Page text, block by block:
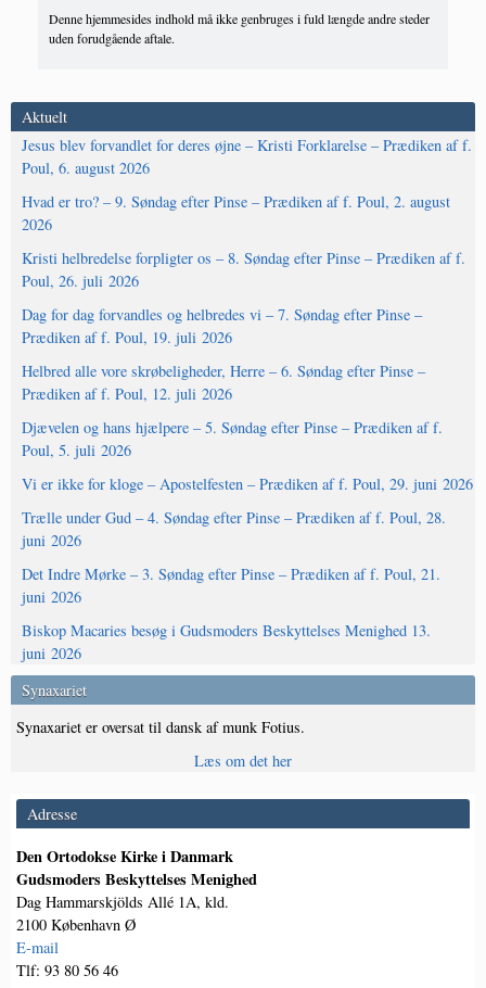
Denne hjemmesides indhold må ikke genbruges i fuld længde andre steder
uden forudgående aftale.
Aktuelt
Jesus blev forvandlet for deres øjne – Kristi Forklarelse – Prædiken af f.
Poul, 6. august 2026
Hvad er tro? – 9. Søndag efter Pinse – Prædiken af f. Poul, 2. august
2026
Kristi helbredelse forpligter os – 8. Søndag efter Pinse – Prædiken af f.
Poul, 26. juli 2026
Dag for dag forvandles og helbredes vi – 7. Søndag efter Pinse –
Prædiken af f. Poul, 19. juli 2026
Helbred alle vore skrøbeligheder, Herre – 6. Søndag efter Pinse –
Prædiken af f. Poul, 12. juli 2026
Djævelen og hans hjælpere – 5. Søndag efter Pinse – Prædiken af f.
Poul, 5. juli 2026
Vi er ikke for kloge – Apostelfesten – Prædiken af f. Poul, 29. juni 2026
Trælle under Gud – 4. Søndag efter Pinse – Prædiken af f. Poul, 28.
juni 2026
Det Indre Mørke – 3. Søndag efter Pinse – Prædiken af f. Poul, 21.
juni 2026
Biskop Macaries besøg i Gudsmoders Beskyttelses Menighed 13.
juni 2026
Synaxariet
Synaxariet er oversat til dansk af munk Fotius.
Læs om det her
Adresse
Den Ortodokse Kirke i Danmark
Gudsmoders Beskyttelses Menighed
Dag Hammarskjölds Allé 1A, kld.
2100 København Ø
E-mail
Tlf: 93 80 56 46